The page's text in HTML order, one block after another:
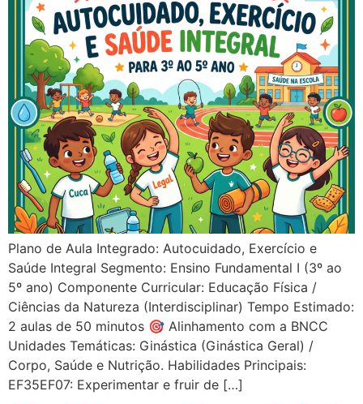
Plano de Aula Integrado: Autocuidado, Exercício e
Saúde Integral Segmento: Ensino Fundamental I (3º ao
5º ano) Componente Curricular: Educação Física /
Ciências da Natureza (Interdisciplinar) Tempo Estimado:
2 aulas de 50 minutos 🎯 Alinhamento com a BNCC
Unidades Temáticas: Ginástica (Ginástica Geral) /
Corpo, Saúde e Nutrição. Habilidades Principais:
EF35EF07: Experimentar e fruir de […]